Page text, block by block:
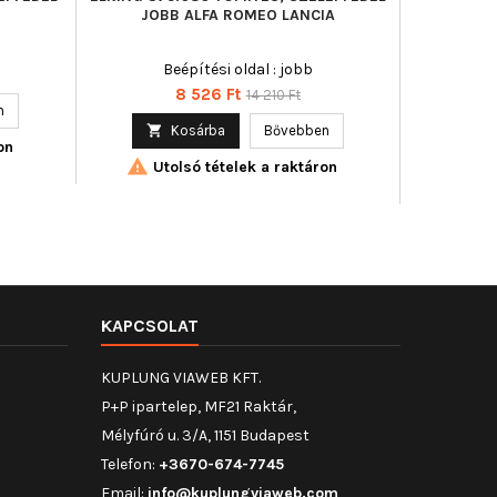
JOBB ALFA ROMEO LANCIA
Beépítési oldal : jobb
Ár
8 526 Ft Normál
14 210 Ft
 Kosárba Bővebben
 Utolsó tételek a raktáron
KAPCSOLAT
KUPLUNG VIAWEB KFT.
P+P ipartelep, MF21 Raktár,
Mélyfúró u. 3/A, 1151 Budapest
Telefon: +3670-674-7745
Email: info@kuplungviaweb.com